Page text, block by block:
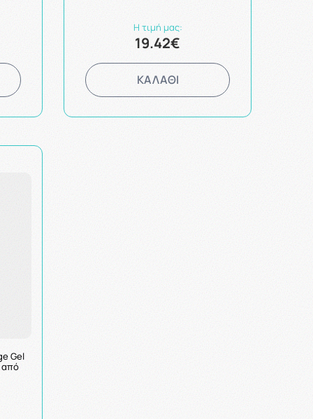
Η τιμή μας:
19.42€
ΚΑΛΑΘΙ
Gel
από